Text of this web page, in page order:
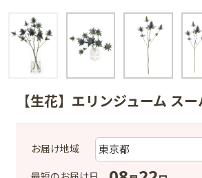
【生花】エリンジューム ス
お届け地域